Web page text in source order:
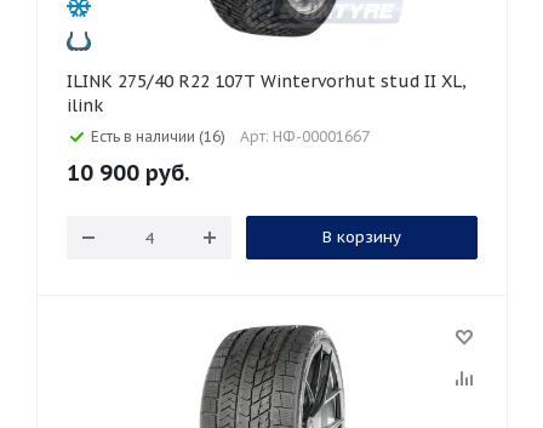
55 70
ILINK 275/40 R22 107T Wintervorhut stud II XL,
ilink
Есть в наличии (16) Арт: НФ-00001667
10 900 руб.
В корзину